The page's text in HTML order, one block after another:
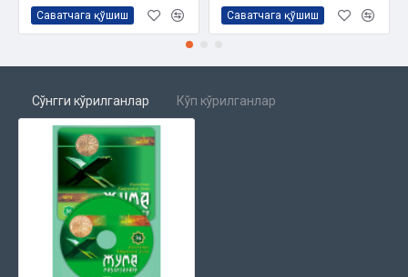
Саватчага қўшиш Саватчага қўшиш
Сўнгги кўрилганлар Кўп кўрилганлар